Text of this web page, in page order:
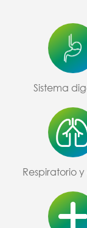
Sistema
Respiratorio